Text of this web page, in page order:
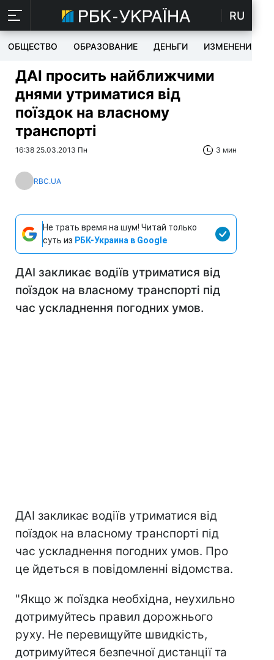
RU
ОБЩЕСТВО ОБРАЗОВАНИЕ ДЕНЬГИ ИЗМЕНЕНИЯ
ДАІ просить найближчими
днями утриматися від
поїздок на власному
транспорті
16:38 25.03.2013 Пн 3 мин
RBC.UA
Не трать время на шум! Читай только
суть из РБК-Украина в Google
ДАІ закликає водіїв утриматися від
поїздок на власному транспорті під
час ускладнення погодних умов.
ДАІ закликає водіїв утриматися від
поїздок на власному транспорті під
час ускладнення погодних умов. Про
це йдеться в повідомленні відомства.
"Якщо ж поїздка необхідна, неухильно
дотримуйтесь правил дорожнього
руху. Не перевищуйте швидкість,
дотримуйтеся безпечної дистанції та